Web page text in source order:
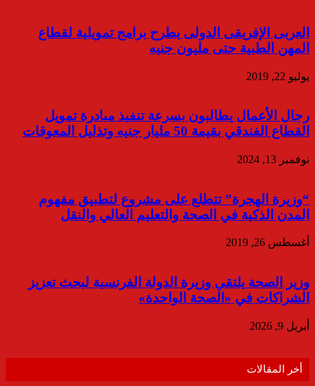
العربى الإفريقى الدولى يطرح برامج تمويلية لقطاع
المهن الطبية حتى مليون جنيه
يوليو 22, 2019
رجال الأعمال يطالبون بسرعة تنفيذ مبادرة تمويل
القطاع الفندقي بقيمة 50 مليار جنيه وتذليل المعوقات
نوفمبر 13, 2024
“وزيرة الهجرة” تتطلع على مشروع لتطبيق مفهوم
المدن الذكية في الصحة والتعليم العالي والنقل
أغسطس 26, 2019
وزير الصحة يلتقي وزيرة الدولة الفرنسية لبحث تعزيز
الشراكات في «الصحة الواحدة»
أبريل 9, 2026
أخر المقالات